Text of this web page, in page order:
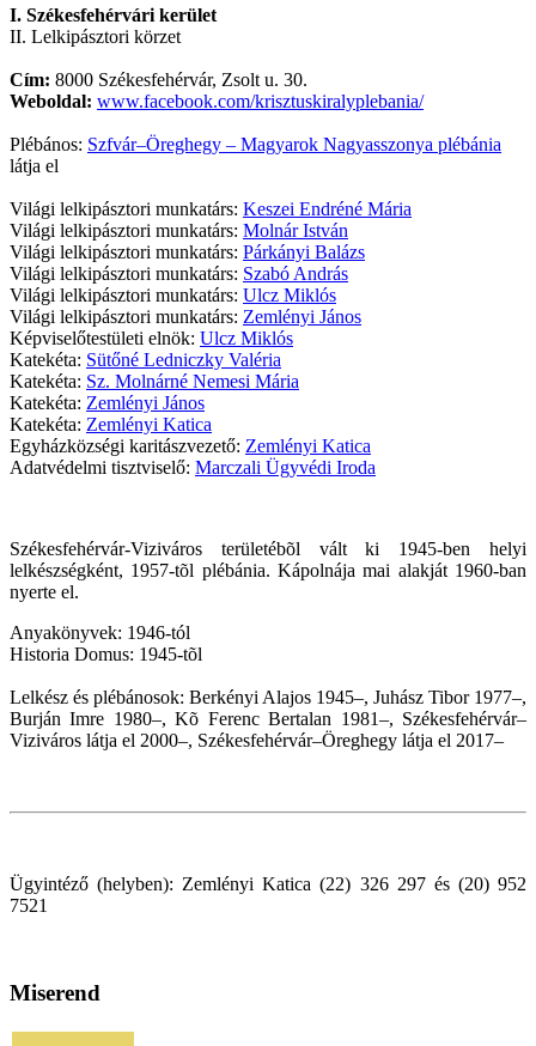
I. Székesfehérvári kerület
II. Lelkipásztori körzet
Cím: 8000 Székesfehérvár, Zsolt u. 30.
Weboldal: www.facebook.com/krisztuskiralyplebania/
Plébános: Szfvár–Öreghegy – Magyarok Nagyasszonya plébánia
látja el
Világi lelkipásztori munkatárs: Keszei Endréné Mária
Világi lelkipásztori munkatárs: Molnár István
Világi lelkipásztori munkatárs: Párkányi Balázs
Világi lelkipásztori munkatárs: Szabó András
Világi lelkipásztori munkatárs: Ulcz Miklós
Világi lelkipásztori munkatárs: Zemlényi János
Képviselőtestületi elnök: Ulcz Miklós
Katekéta: Sütőné Ledniczky Valéria
Katekéta: Sz. Molnárné Nemesi Mária
Katekéta: Zemlényi János
Katekéta: Zemlényi Katica
Egyházközségi karitászvezető: Zemlényi Katica
Adatvédelmi tisztviselő: Marczali Ügyvédi Iroda
Székesfehérvár-Viziváros területébõl vált ki 1945-ben helyi
lelkészségként, 1957-tõl plébánia. Kápolnája mai alakját 1960-ban
nyerte el.
Anyakönyvek: 1946-tól
Historia Domus: 1945-tõl
Lelkész és plébánosok: Berkényi Alajos 1945–, Juhász Tibor 1977–,
Burján Imre 1980–, Kõ Ferenc Bertalan 1981–, Székesfehérvár–
Viziváros látja el 2000–, Székesfehérvár–Öreghegy látja el 2017–
Ügyintéző (helyben): Zemlényi Katica (22) 326 297 és (20) 952
7521
Miserend